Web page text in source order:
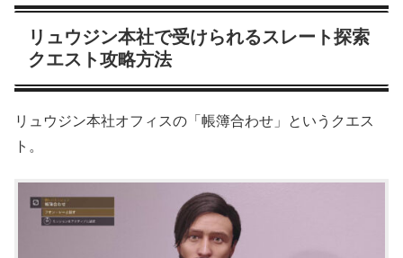
リュウジン本社で受けられるスレート探索
クエスト攻略方法
リュウジン本社オフィスの「帳簿合わせ」というクエス
ト。